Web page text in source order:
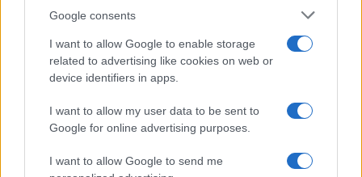
Google consents
I want to allow Google to enable storage
related to advertising like cookies on web or
device identifiers in apps.
I want to allow my user data to be sent to
Google for online advertising purposes.
I want to allow Google to send me
Los coches más buscados